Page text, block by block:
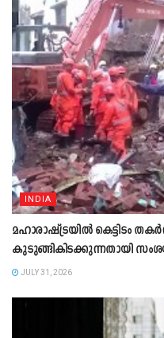
INDIA
മഹാരാഷ്ട്രയിൽ
കുടുങ്ങികിടക്കുന്നതായി
JULY 31, 2026